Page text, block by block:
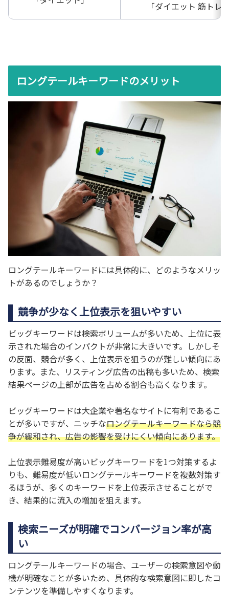
「ダイエット 筋トレ
ロングテールキーワードのメリット
ロングテールキーワードには具体的に、どのようなメリッ
トがあるのでしょうか？
競争が少なく上位表示を狙いやすい
ビッグキーワードは検索ボリュームが多いため、上位に表
示された場合のインパクトが非常に大きいです。しかしそ
の反面、競合が多く、上位表示を狙うのが難しい傾向にあ
ります。また、リスティング広告の出稿も多いため、検索
結果ページの上部が広告を占める割合も高くなります。
ビッグキーワードは大企業や著名なサイトに有利であるこ
とが多いですが、ニッチなロングテールキーワードなら競
争が緩和され、広告の影響を受けにくい傾向にあります。
上位表示難易度が高いビッグキーワードを1つ対策するよ
りも、難易度が低いロングテールキーワードを複数対策す
るほうが、多くのキーワードを上位表示させることがで
き、結果的に流入の増加を狙えます。
検索ニーズが明確でコンバージョン率が高
い
ロングテールキーワードの場合、ユーザーの検索意図や動
機が明確なことが多いため、具体的な検索意図に即したコ
ンテンツを準備しやすくなります。